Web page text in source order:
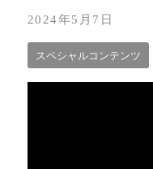
2024年5月7日
スペシャルコンテンツ